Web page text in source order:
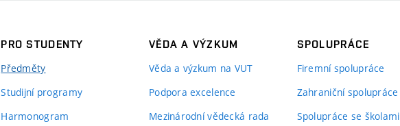
PRO STUDENTY
Předměty
Studijní programy
Harmonogram
VĚDA A VÝZKUM
Věda a výzkum na VUT
Podpora excelence
Mezinárodní vědecká rada
SPOLUPRÁCE
Firemní spolupráce
Zahraniční spolupráce
Spolupráce se školami